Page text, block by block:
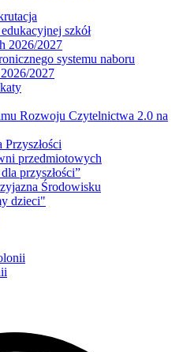
szkół
2026/2027
systemu naboru
2027
Rozwoju Czytelnictwa 2.0 na
przedmiotowych
przyszłości”
Środowisku
dzieci"